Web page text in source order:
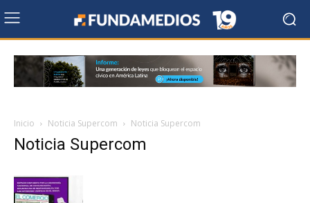
Inicio Noticia Supercom Noticia Supercom
Noticia Supercom